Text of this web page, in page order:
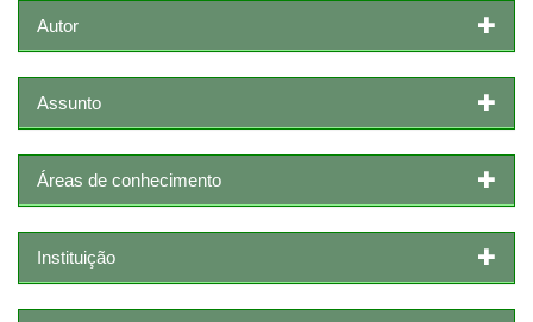
Autor
Assunto
Áreas de conhecimento
Instituição